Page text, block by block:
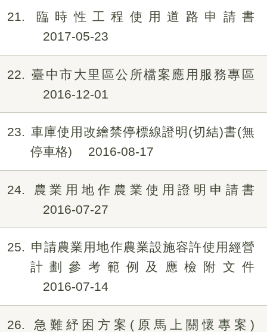
21
臨時性工程使用道路申請書
2017-05-23
22
臺中市大里區公所檔案應用服務專區
2016-12-01
23
車庫使用改繪禁停標線證明(切結)書(無
停車格)
2016-08-17
24
農業用地作農業使用證明申請書
2016-07-27
25
申請農業用地作農業設施容許使用經營
計劃參考範例及應檢附文件
2016-07-14
26
急難紓困方案(原馬上關懷專案)